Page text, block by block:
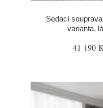
Sedací
varianta,
41 190